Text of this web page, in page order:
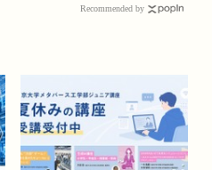
Recommended by